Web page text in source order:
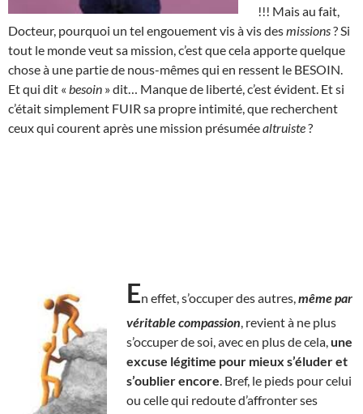
!!! Mais au fait,
Docteur, pourquoi un tel engouement vis à vis desmissions? Si
tout le monde veut sa mission, c’est que cela apporte quelque
chose à une partie de nous-mêmes qui en ressent le BESOIN.
Et qui dit « besoin » dit… Manque de liberté, c’est évident. Et si
c’était simplement FUIR sa propre intimité, que recherchent
ceux qui courent après une mission présuméealtruiste?
En effet, s’occuper des autres, même par
véritable compassion , revient à ne plus
s’occuper de soi, avec en plus de cela, une
excuse légitime pour mieux s’éluder et
s’oublier encore . Bref, le pieds pour celui
ou celle qui redoute d’affronter ses